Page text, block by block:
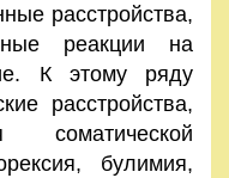
расстройства,
реакции на
К этому ряду
расстройства,
соматической
булимия,